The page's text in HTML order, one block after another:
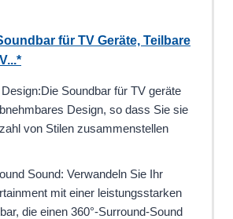
für TV Geräte, Teilbare
Soundbar für TV geräte
Design, so dass Sie sie
von Stilen zusammenstellen
Sound: Verwandeln Sie Ihr
mit einer leistungsstarken
die einen 360°-Surround-Sound